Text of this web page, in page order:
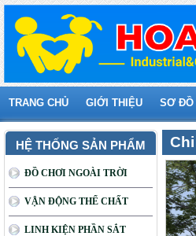
TRANG CHỦ GIỚI THIỆU SƠ ĐỒ
HỆ THỐNG SẢN PHẨM
ĐỒ CHƠI NGOÀI TRỜI
VẬN ĐỘNG THỂ CHẤT
LINH KIỆN PHẦN SẮT